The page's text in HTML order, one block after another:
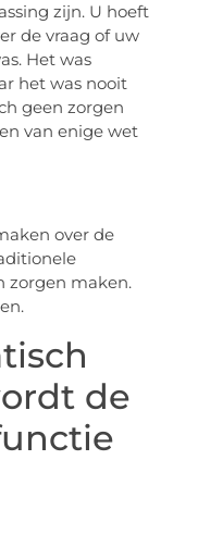
zijn. U hoeft
de vraag of uw
Het was
het was nooit
geen zorgen
van enige wet
over de
zorgen maken.
de